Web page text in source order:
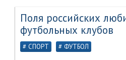
Поля российских
футбольных клубов
СПОРТ ФУТБОЛ